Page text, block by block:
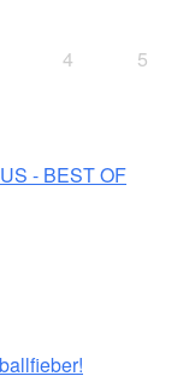
4 5
- BEST OF